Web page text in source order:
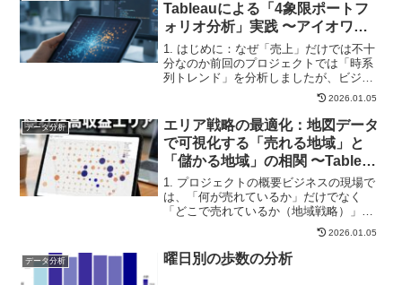
Tableauによる「4象限ポートフ
ォリオ分析」実践 〜アイオワ州
リカーセールスデータから導く
「稼ぎ頭」商品〜
1. はじめに：なぜ「売上」だけでは不十
分なのか前回のプロジェクトでは「時系
列トレンド」を分析しましたが、ビジネ
スの現場では「売上が高い商品」が必ず
しも「会社の利益に貢献している商品」
とは限りません。本プロジェクトでは、
「売上（Volume...
2026.01.05
データ分析
エリア戦略の最適化：地図データ
で可視化する「売れる地域」と
「儲かる地域」の相関 〜Tableau
マップとダッシュボードアクショ
ンによるインタラクティブ分析〜
1. プロジェクトの概要ビジネスの現場で
は、「何が売れているか」だけでなく
「どこで売れているか（地域戦略）」が
重要です。しかし、表形式のデータだけ
では地理的な偏りや隣接地域との関係は
見えてきません。本プロジェクトでは、
アイオワ州の酒類販売デ...
2026.01.05
データ分析 曜日別の歩数の分析